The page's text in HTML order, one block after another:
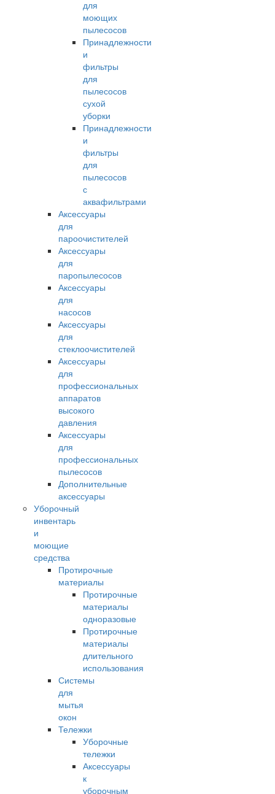
для
моющих
пылесосов
Принадлежности
и
фильтры
для
пылесосов
сухой
уборки
Принадлежности
и
фильтры
для
пылесосов
с
аквафильтрами
Аксессуары
для
пароочистителей
Аксессуары
для
паропылесосов
Аксессуары
для
насосов
Аксессуары
для
стеклоочистителей
Аксессуары
для
профессиональных
аппаратов
высокого
давления
Аксессуары
для
профессиональных
пылесосов
Дополнительные
аксессуары
Уборочный
инвентарь
и
моющие
средства
Протирочные
материалы
Протирочные
материалы
одноразовые
Протирочные
материалы
длительного
использования
Системы
для
мытья
окон
Тележки
Уборочные
тележки
Аксессуары
к
уборочным